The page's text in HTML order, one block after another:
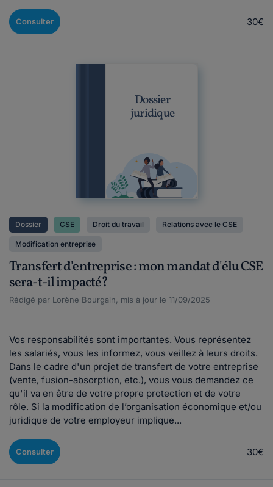
Consulter 30€
Dossier
juridique
Dossier CSE Droit du travail Relations avec le CSE
Modification entreprise
Transfert d'entreprise : mon mandat d'élu CSE
sera-t-il impacté?
Rédigé par Lorène Bourgain, mis à jour le 11/09/2025
Vos responsabilités sont importantes. Vous représentez
les salariés, vous les informez, vous veillez à leurs droits.
Dans le cadre d'un projet de transfert de votre entreprise
(vente, fusion-absorption, etc.), vous vous demandez ce
qu'il va en être de votre propre protection et de votre
rôle. Si la modification de l’organisation économique et/ou
juridique de votre employeur implique...
Consulter 30€